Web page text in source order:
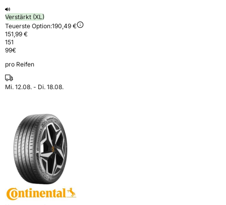
Verstärkt (XL)
Teuerste Option:190,49 €
151,99 €
151
99€
pro Reifen
Mi. 12.08. - Di. 18.08.